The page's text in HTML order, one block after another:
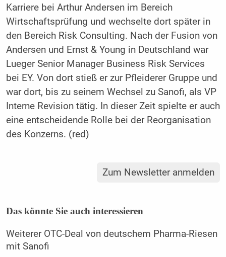
Karriere bei Arthur Andersen im Bereich
Wirtschaftsprüfung und wechselte dort später in
den Bereich Risk Consulting. Nach der Fusion von
Andersen und Ernst & Young in Deutschland war
Lueger Senior Manager Business Risk Services
bei EY. Von dort stieß er zur Pfleiderer Gruppe und
war dort, bis zu seinem Wechsel zu Sanofi, als VP
Interne Revision tätig. In dieser Zeit spielte er auch
eine entscheidende Rolle bei der Reorganisation
des Konzerns. (red)
Zum Newsletter anmelden
Das könnte Sie auch interessieren
Weiterer OTC-Deal von deutschem Pharma-Riesen
mit Sanofi